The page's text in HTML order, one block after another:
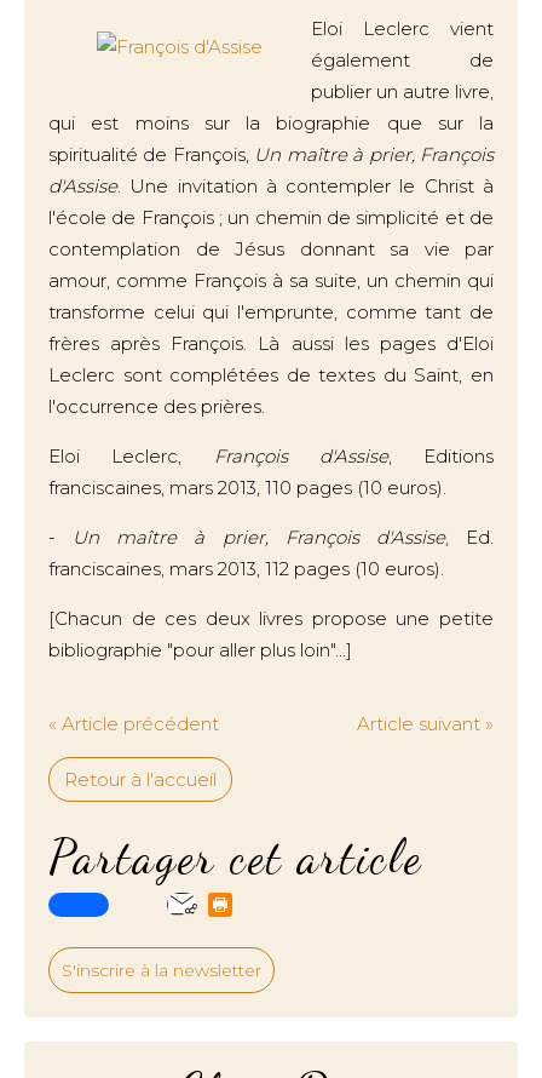
Eloi Leclerc vient
également de
publier un autre livre,
qui est moins sur la biographie que sur la
spiritualité de François, Un maître à prier, François
d'Assise. Une invitation à contempler le Christ à
l'école de François ; un chemin de simplicité et de
contemplation de Jésus donnant sa vie par
amour, comme François à sa suite, un chemin qui
transforme celui qui l'emprunte, comme tant de
frères après François. Là aussi les pages d'Eloi
Leclerc sont complétées de textes du Saint, en
l'occurrence des prières.
Eloi Leclerc, François d'Assise, Editions
franciscaines, mars 2013, 110 pages (10 euros).
- Un maître à prier, François d'Assise, Ed.
franciscaines, mars 2013, 112 pages (10 euros).
[Chacun de ces deux livres propose une petite
bibliographie "pour aller plus loin"...]
« Article précédent Article suivant »
Retour à l'accueil
Partager cet article
S'inscrire à la newsletter